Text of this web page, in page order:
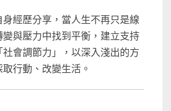
經歷分享，當人生不再只是線
與壓力中找到平衡，建立支持
社會調節力」，以深入淺出的方
行動、改變生活。